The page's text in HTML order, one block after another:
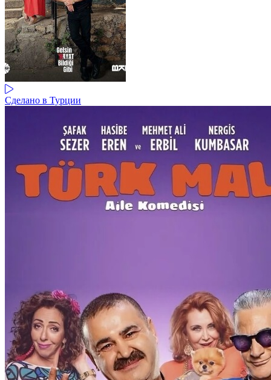
Сделано в Турции